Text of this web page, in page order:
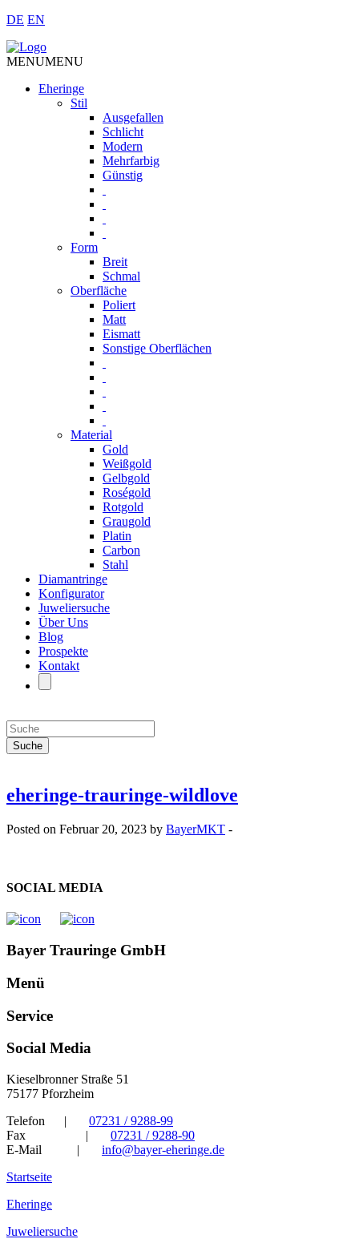
DE EN
MENUMENU
Eheringe
Stil
Ausgefallen
Schlicht
Modern
Mehrfarbig
Günstig
Form
Breit
Schmal
Oberfläche
Poliert
Matt
Eismatt
Sonstige Oberflächen
Material
Gold
Weißgold
Gelbgold
Roségold
Rotgold
Graugold
Platin
Carbon
Stahl
Diamantringe
Konfigurator
Juweliersuche
Über Uns
Blog
Prospekte
Kontakt
eheringe-trauringe-wildlove
Posted on Februar 20, 2023 by BayerMKT -
SOCIAL MEDIA
Bayer Trauringe GmbH
Menü
Service
Social Media
Kieselbronner Straße 51
75177 Pforzheim
Telefon
|
07231 / 9288-99
Fax
|
07231 / 9288-90
E-Mail
|
info@bayer-eheringe.de
Startseite
Eheringe
Juweliersuche